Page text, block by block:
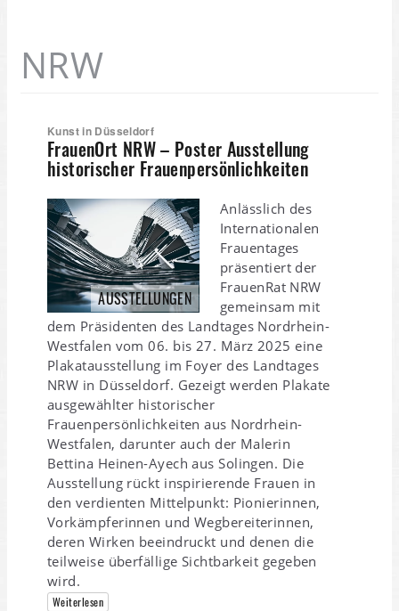
NRW
Kunst in Düsseldorf
FrauenOrt NRW – Poster Ausstellung
historischer Frauenpersönlichkeiten
AUSSTELLUNGEN
Anlässlich des
Internationalen
Frauentages
präsentiert der
FrauenRat NRW
gemeinsam mit
dem Präsidenten des Landtages Nordrhein-
Westfalen vom 06. bis 27. März 2025 eine
Plakatausstellung im Foyer des Landtages
NRW in Düsseldorf. Gezeigt werden Plakate
ausgewählter historischer
Frauenpersönlichkeiten aus Nordrhein-
Westfalen, darunter auch der Malerin
Bettina Heinen-Ayech aus Solingen. Die
Ausstellung rückt inspirierende Frauen in
den verdienten Mittelpunkt: Pionierinnen,
Vorkämpferinnen und Wegbereiterinnen,
deren Wirken beeindruckt und denen die
teilweise überfällige Sichtbarkeit gegeben
wird.
Weiterlesen